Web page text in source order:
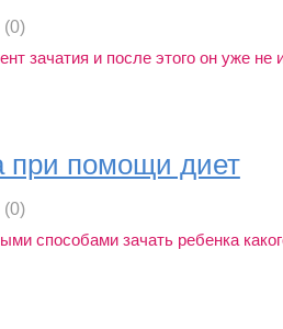
зачатия и после этого он уже не
при помощи диет
способами зачать ребенка